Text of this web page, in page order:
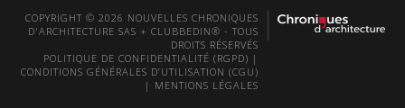
COPYRIGHT © 2026 NOUVELLES CHRONIQUES
D'ARCHITECTURE SAS + CLUBBEDIN® - TOUS
DROITS RÉSERVÉS
POLITIQUE DE CONFIDENTIALITÉ (RGPD) |
CONDITIONS GÉNÉRALES D’UTILISATION (CGU)
| MENTIONS LÉGALES